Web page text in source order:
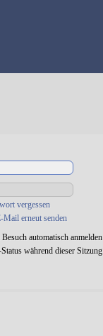
vergessen
erneut senden
automatisch anmelden
während dieser